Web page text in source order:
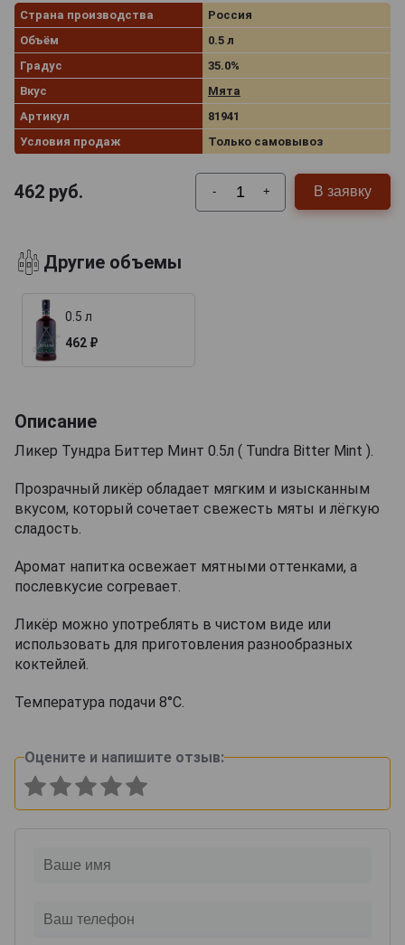
Страна производства
Россия
Объём
0.5 л
Градус
35.0%
Вкус
Мята
Артикул
81941
Условия продаж
Только самовывоз
462 руб. - + В заявку
Другие объемы
0.5 л
462 ₽
Описание
Ликер Тундра Биттер Минт 0.5л ( Tundra Bitter Mint ).
Прозрачный ликёр обладает мягким и изысканным
вкусом, который сочетает свежесть мяты и лёгкую
сладость.
Аромат напитка освежает мятными оттенками, а
послевкусие согревает.
Ликёр можно употреблять в чистом виде или
использовать для приготовления разнообразных
коктейлей.
Температура подачи 8°С.
Оцените и напишите отзыв: